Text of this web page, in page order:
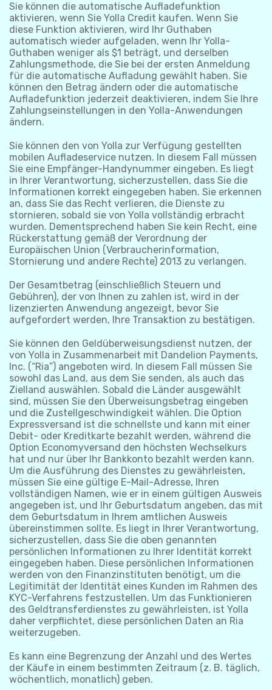
Sie können die automatische Aufladefunktion
aktivieren, wenn Sie Yolla Credit kaufen. Wenn Sie
diese Funktion aktivieren, wird Ihr Guthaben
automatisch wieder aufgeladen, wenn Ihr Yolla-
Guthaben weniger als $1 beträgt, und derselben
Zahlungsmethode, die Sie bei der ersten Anmeldung
für die automatische Aufladung gewählt haben. Sie
können den Betrag ändern oder die automatische
Aufladefunktion jederzeit deaktivieren, indem Sie Ihre
Zahlungseinstellungen in den Yolla-Anwendungen
ändern.
Sie können den von Yolla zur Verfügung gestellten
mobilen Aufladeservice nutzen. In diesem Fall müssen
Sie eine Empfänger-Handynummer eingeben. Es liegt
in Ihrer Verantwortung, sicherzustellen, dass Sie die
Informationen korrekt eingegeben haben. Sie erkennen
an, dass Sie das Recht verlieren, die Dienste zu
stornieren, sobald sie von Yolla vollständig erbracht
wurden. Dementsprechend haben Sie kein Recht, eine
Rückerstattung gemäß der Verordnung der
Europäischen Union (Verbraucherinformation,
Stornierung und andere Rechte) 2013 zu verlangen.
Der Gesamtbetrag (einschließlich Steuern und
Gebühren), der von Ihnen zu zahlen ist, wird in der
lizenzierten Anwendung angezeigt, bevor Sie
aufgefordert werden, Ihre Transaktion zu bestätigen.
Sie können den Geldüberweisungsdienst nutzen, der
von Yolla in Zusammenarbeit mit Dandelion Payments,
Inc. (“Ria”) angeboten wird. In diesem Fall müssen Sie
sowohl das Land, aus dem Sie senden, als auch das
Zielland auswählen. Sobald die Länder ausgewählt
sind, müssen Sie den Überweisungsbetrag eingeben
und die Zustellgeschwindigkeit wählen. Die Option
Expressversand ist die schnellste und kann mit einer
Debit- oder Kreditkarte bezahlt werden, während die
Option Economyversand den höchsten Wechselkurs
hat und nur über Ihr Bankkonto bezahlt werden kann.
Um die Ausführung des Dienstes zu gewährleisten,
müssen Sie eine gültige E-Mail-Adresse, Ihren
vollständigen Namen, wie er in einem gültigen Ausweis
angegeben ist, und Ihr Geburtsdatum angeben, das mit
dem Geburtsdatum in Ihrem amtlichen Ausweis
übereinstimmen sollte. Es liegt in Ihrer Verantwortung,
sicherzustellen, dass Sie die oben genannten
persönlichen Informationen zu Ihrer Identität korrekt
eingegeben haben. Diese persönlichen Informationen
werden von den Finanzinstituten benötigt, um die
Legitimität der Identität eines Kunden im Rahmen des
KYC-Verfahrens festzustellen. Um das Funktionieren
des Geldtransferdienstes zu gewährleisten, ist Yolla
daher verpflichtet, diese persönlichen Daten an Ria
weiterzugeben.
Es kann eine Begrenzung der Anzahl und des Wertes
der Käufe in einem bestimmten Zeitraum (z. B. täglich,
wöchentlich, monatlich) geben.